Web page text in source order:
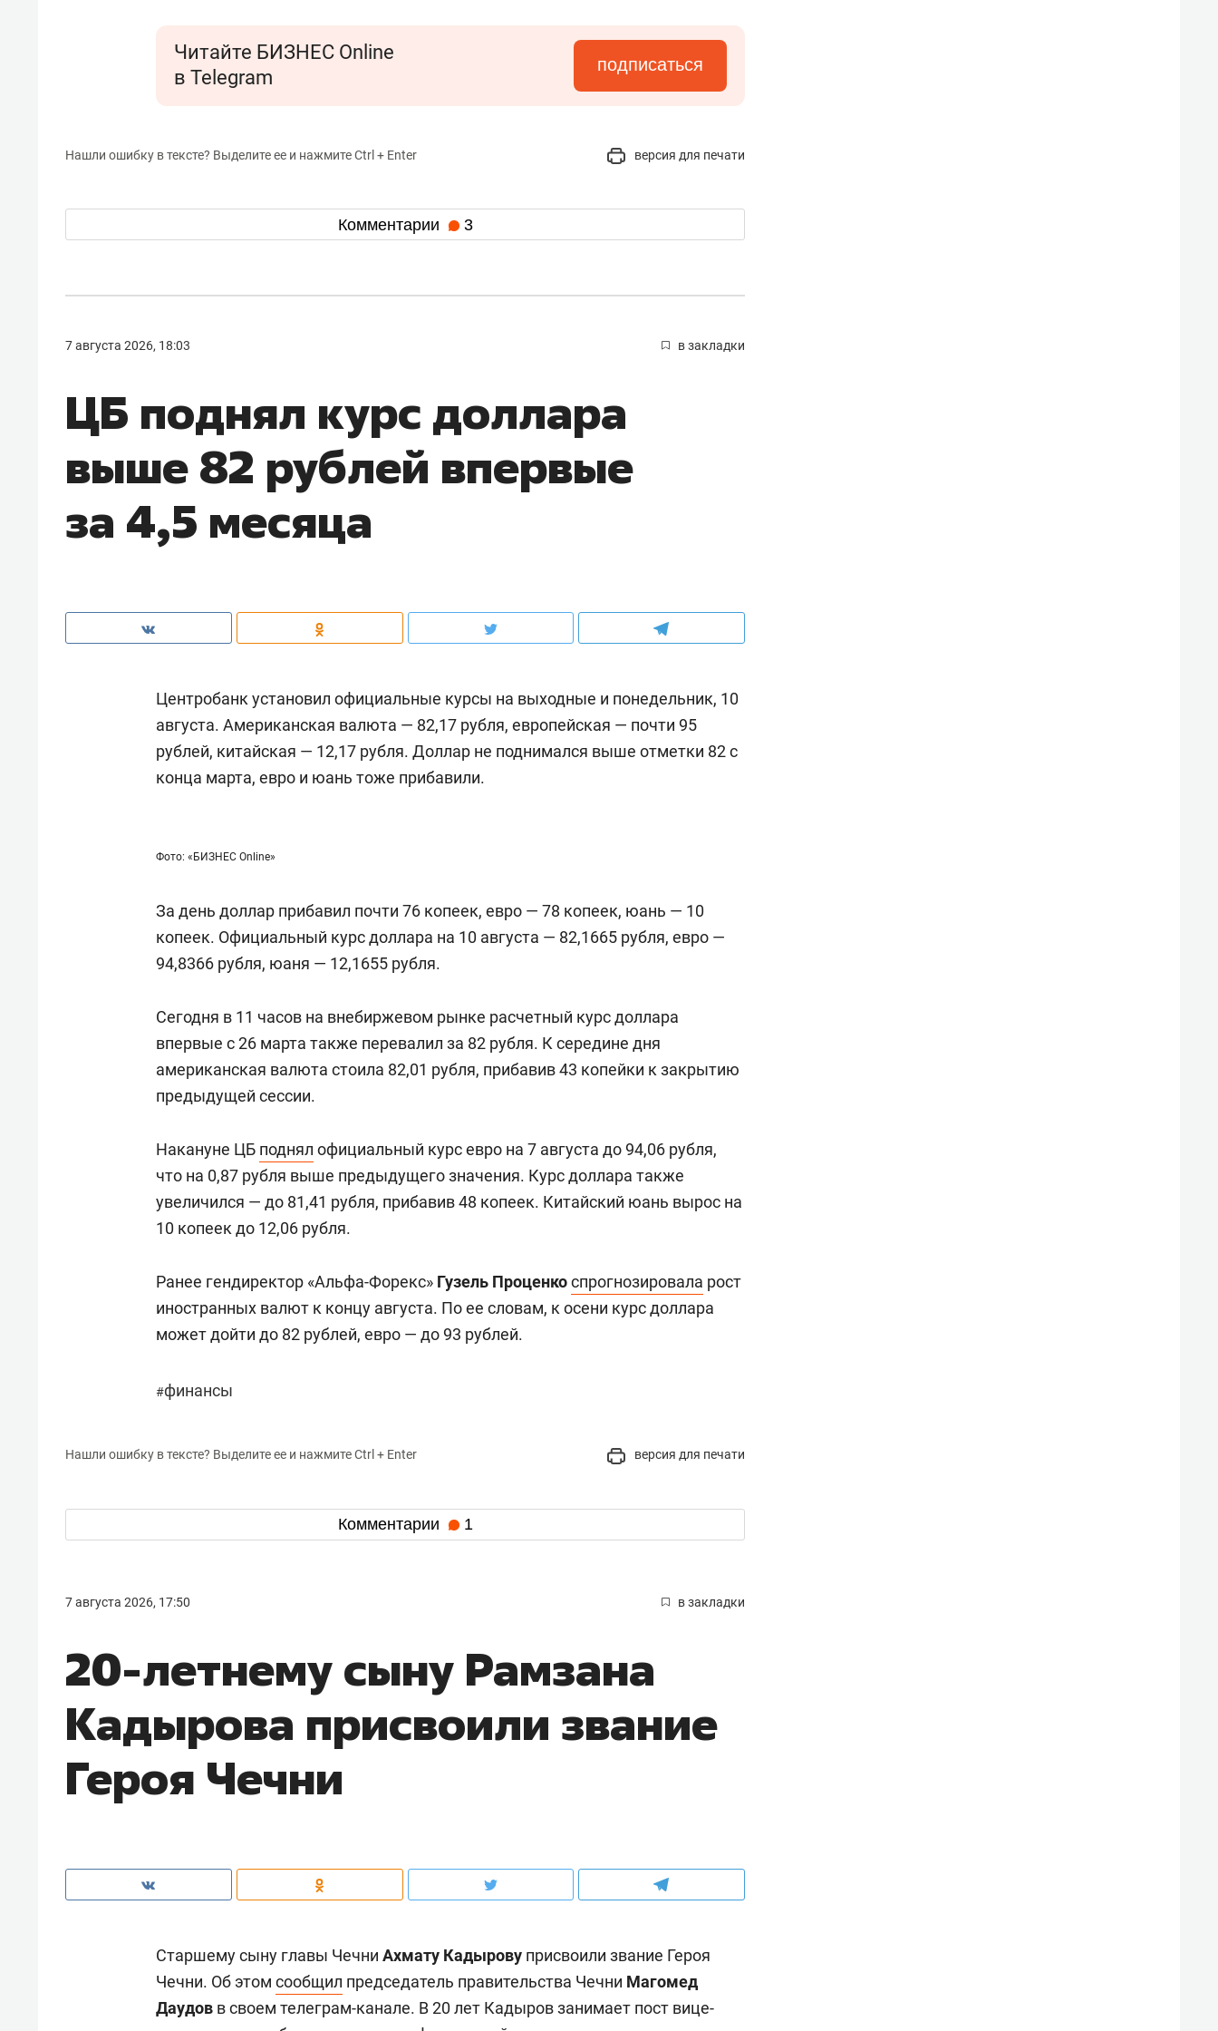
Читайте БИЗНЕС Online
в Telegram
подписаться
Нашли ошибку в тексте? Выделите ее и нажмите Ctrl + Enter версия для печати
Комментарии 3
7 августа 2026, 18:03 в закладки
ЦБ поднял курс доллара
выше 82 рублей впервые
за 4,5 месяца
Центробанк установил официальные курсы на выходные и понедельник, 10
августа. Американская валюта — 82,17 рубля, европейская — почти 95
рублей, китайская — 12,17 рубля. Доллар не поднимался выше отметки 82 с
конца марта, евро и юань тоже прибавили.
Фото: «БИЗНЕС Online»
За день доллар прибавил почти 76 копеек, евро — 78 копеек, юань — 10
копеек. Официальный курс доллара на 10 августа — 82,1665 рубля, евро —
94,8366 рубля, юаня — 12,1655 рубля.
Сегодня в 11 часов на внебиржевом рынке расчетный курс доллара
впервые с 26 марта также перевалил за 82 рубля. К середине дня
американская валюта стоила 82,01 рубля, прибавив 43 копейки к закрытию
предыдущей сессии.
Накануне ЦБ поднял официальный курс евро на 7 августа до 94,06 рубля,
что на 0,87 рубля выше предыдущего значения. Курс доллара также
увеличился — до 81,41 рубля, прибавив 48 копеек. Китайский юань вырос на
10 копеек до 12,06 рубля.
Ранее гендиректор «Альфа-Форекс» Гузель Проценкоспрогнозировала рост
иностранных валют к концу августа. По ее словам, к осени курс доллара
может дойти до 82 рублей, евро — до 93 рублей.
#финансы
Нашли ошибку в тексте? Выделите ее и нажмите Ctrl + Enter версия для печати
Комментарии 1
7 августа 2026, 17:50 в закладки
20-летнему сыну Рамзана
Кадырова присвоили звание
Героя Чечни
Старшему сыну главы Чечни Ахмату Кадырову присвоили звание Героя
Чечни. Об этом сообщил председатель правительства Чечни Магомед
Даудов в своем телеграм-канале. В 20 лет Кадыров занимает пост вице-